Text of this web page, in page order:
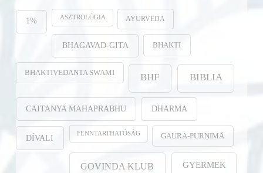
1% ASZTROLÓGIA AYURVEDA
BHAGAVAD-GITA BHAKTI
BHAKTIVEDANTA SWAMI BHF BIBLIA
CAITANYA MAHAPRABHU DHARMA
DÍVALI FENNTARTHATÓSÁG GAURA-PURṆIMĀ
GOVINDA KLUB GYERMEK